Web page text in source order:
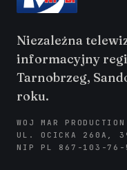
Niezależna
informacyjny
Tarnobrzeg,
roku.
WOJ MAR
UL. OCICKA 260A,
NIP PL 867-103-76-